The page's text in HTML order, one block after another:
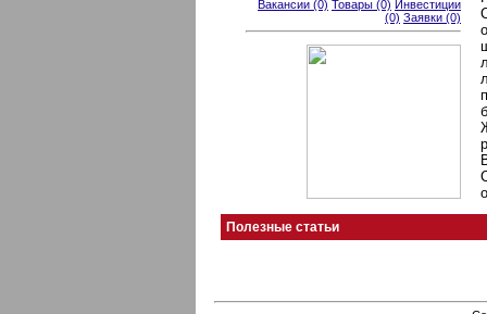
Вакансии (0) Товары (0) Инвестиции
(0) Заявки (0)
Полезные статьи